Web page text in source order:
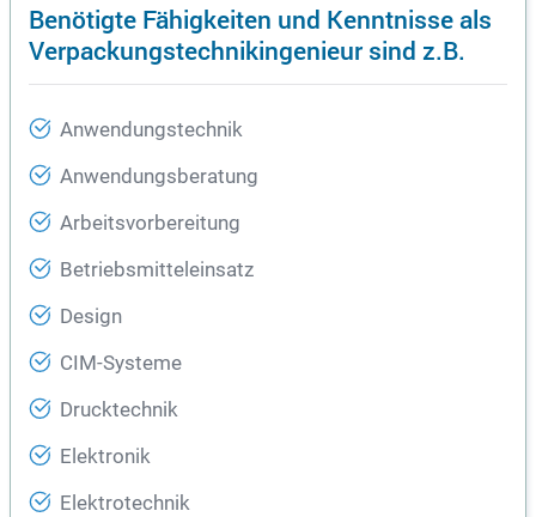
Benötigte Fähigkeiten und Kenntnisse als
Verpackungstechnikingenieur sind z.B.
Anwendungstechnik
Anwendungsberatung
Arbeitsvorbereitung
Betriebsmitteleinsatz
Design
CIM-Systeme
Drucktechnik
Elektronik
Elektrotechnik